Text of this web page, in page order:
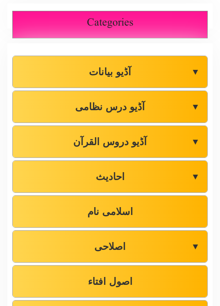
Categories
آڈیو بیانات ▼
آڈیو درس نظامی ▼
آڈیو دروس القرآن ▼
احادیث ▼
اسلامی نام
اصلاحی ▼
اصول افتاء